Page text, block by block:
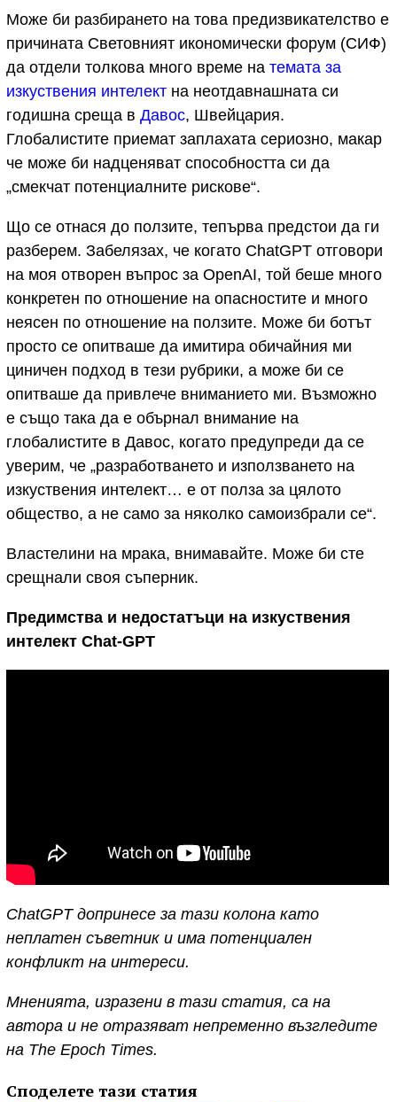
Може би разбирането на това предизвикателство е
причината Световният икономически форум (СИФ)
да отдели толкова много време на темата за
изкуствения интелект на неотдавнашната си
годишна среща в Давос, Швейцария.
Глобалистите приемат заплахата сериозно, макар
че може би надценяват способността си да
„смекчат потенциалните рискове“.
Що се отнася до ползите, тепърва предстои да ги
разберем. Забелязах, че когато ChatGPT отговори
на моя отворен въпрос за OpenAI, той беше много
конкретен по отношение на опасностите и много
неясен по отношение на ползите. Може би ботът
просто се опитваше да имитира обичайния ми
циничен подход в тези рубрики, а може би се
опитваше да привлече вниманието ми. Възможно
е също така да е обърнал внимание на
глобалистите в Давос, когато предупреди да се
уверим, че „разработването и използването на
изкуствения интелект… е от полза за цялото
общество, а не само за няколко самоизбрали се“.
Властелини на мрака, внимавайте. Може би сте
срещнали своя съперник.
Предимства и недостатъци на изкуствения
интелект Chat-GPT
ChatGPT допринесе за тази колона като
неплатен съветник и има потенциален
конфликт на интереси.
Мненията, изразени в тази статия, са на
автора и не отразяват непременно възгледите
на The Epoch Times.
Споделете тази статия